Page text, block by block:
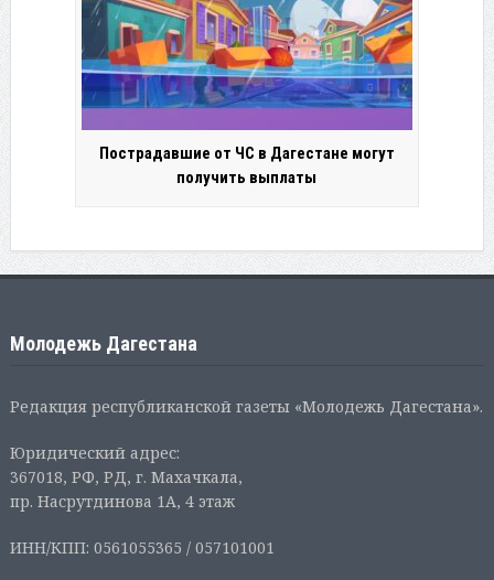
Пострадавшие от ЧС в Дагестане могут
получить выплаты
Молодежь Дагестана
Редакция республиканской газеты «Молодежь Дагестана».
Юридический адрес:
367018, РФ, РД, г. Махачкала,
пр. Насрутдинова 1А, 4 этаж
ИНН/КПП: 0561055365 / 057101001